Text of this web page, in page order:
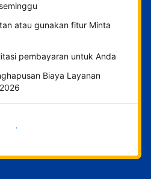
atau gunakan fitur Minta
pembayaran untuk Anda
Biaya Layanan